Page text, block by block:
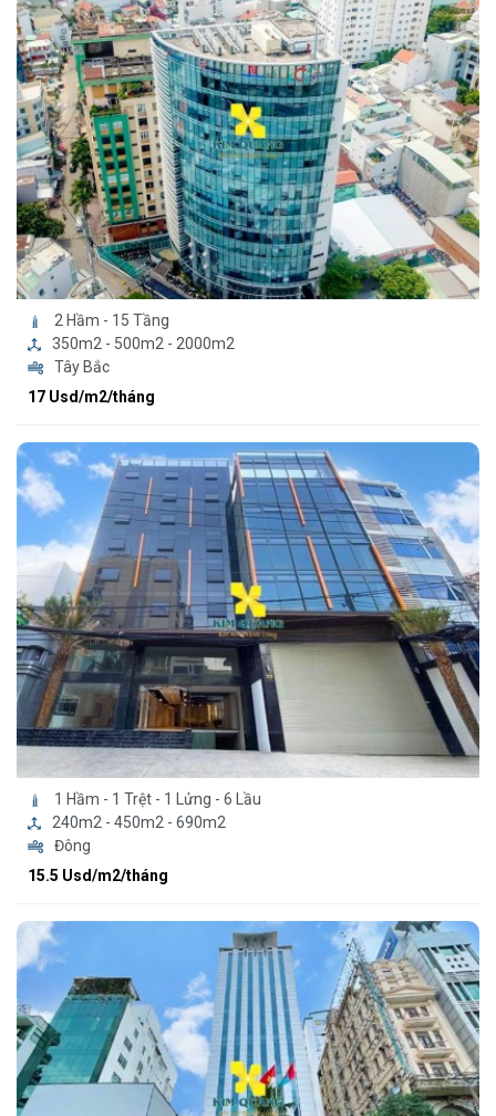
2 Hầm - 15 Tầng
350m2 - 500m2 - 2000m2
Tây Bắc
17 Usd/m2/tháng
1 Hầm - 1 Trệt - 1 Lửng - 6 Lầu
240m2 - 450m2 - 690m2
Đông
15.5 Usd/m2/tháng